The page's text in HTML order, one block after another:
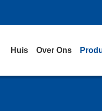
Huis Over Ons